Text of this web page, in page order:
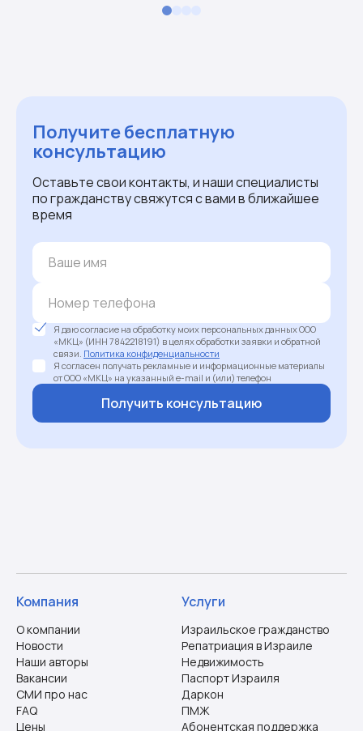
Получите бесплатную
консультацию
Оставьте свои контакты, и наши специалисты
по гражданству свяжутся с вами в ближайшее
время
Я даю согласие на обработку моих персональных данных ООО
«МКЦ» (ИНН 7842218191) в целях обработки заявки и обратной
связи. Политика конфиденциальности
Я согласен получать рекламные и информационные материалы
от ООО «МКЦ» на указанный e-mail и (или) телефон
Получить консультацию
Компания
О компании
Новости
Наши авторы
Вакансии
СМИ про нас
FAQ
Цены
Услуги
Израильское гражданство
Репатриация в Израиле
Недвижимость
Паспорт Израиля
Даркон
ПМЖ
Абонентская поддержка